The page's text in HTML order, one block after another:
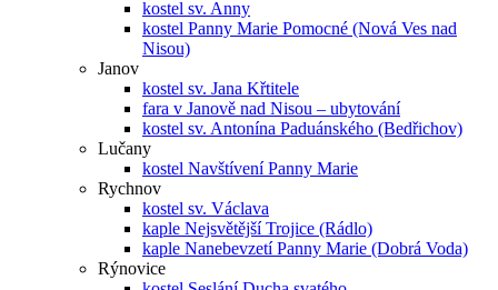
kostel sv. Anny
kostel Panny Marie Pomocné (Nová Ves nad
Nisou)
Janov
kostel sv. Jana Křtitele
fara v Janově nad Nisou – ubytování
kostel sv. Antonína Paduánského (Bedřichov)
Lučany
kostel Navštívení Panny Marie
Rychnov
kostel sv. Václava
kaple Nejsvětější Trojice (Rádlo)
kaple Nanebevzetí Panny Marie (Dobrá Voda)
Rýnovice